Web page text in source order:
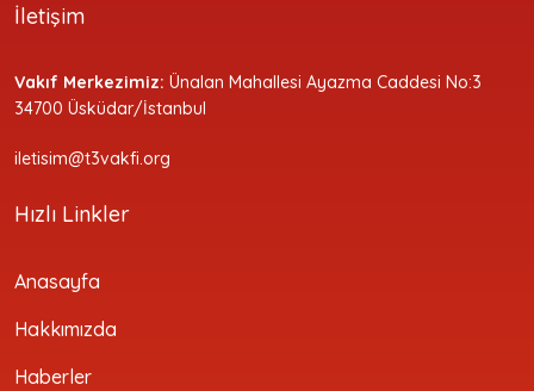
İletişim
Vakıf Merkezimiz: Ünalan Mahallesi Ayazma Caddesi No:3
34700 Üsküdar/İstanbul
iletisim@t3vakfi.org
Hızlı Linkler
Anasayfa
Hakkımızda
Haberler